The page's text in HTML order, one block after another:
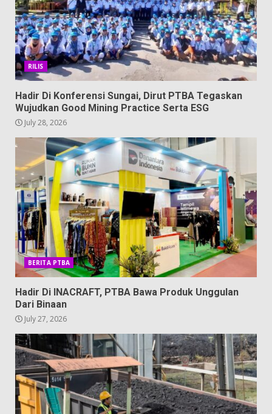
RILIS
Hadir Di Konferensi Sungai, Dirut PTBA Tegaskan
Wujudkan Good Mining Practice Serta ESG
July 28, 2026
BERITA PTBA
Hadir Di INACRAFT, PTBA Bawa Produk Unggulan
Dari Binaan
July 27, 2026